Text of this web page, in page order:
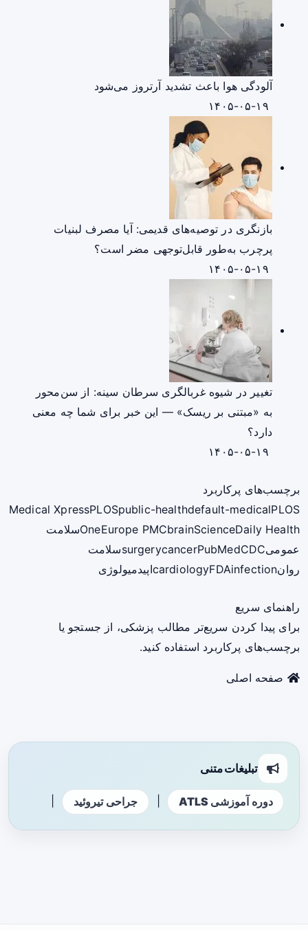
آلودگی هوا باعث تشدید آرتروز می‌شود
بازنگری در توصیه‌های قدیمی: آیا مصرف لبنیات
پرچرب به‌طور قابل‌توجهی مضر است؟
تغییر در شیوه غربالگری سرطان سینه: از سن‌محور
به «مبتنی بر ریسک» — این خبر برای شما چه معنی
دارد؟
برچسب‌های پرکاربرد
Medical XpressPLOSpublic-healthdefault-medicalPLOS
OneEurope PMCbrainScienceDaily Health
سلامت
عمومی
surgerycancerPubMedCDC
سلامت
روان
cardiologyFDAinfection اپیدمیولوژی
راهنمای سریع
برای پیدا کردن سریع‌تر مطالب پزشکی، از جستجو یا
برچسب‌های پرکاربرد استفاده کنید.
صفحه اصلی
تبلیغات متنی
دوره آموزشی ATLS جراحی تیروئید